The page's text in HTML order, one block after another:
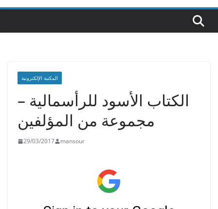
السوداني
المكتبة الإلكترونية
الكتاب الأسود للرأسمالية –
مجموعة من المؤلفين
29/03/2017 mansour